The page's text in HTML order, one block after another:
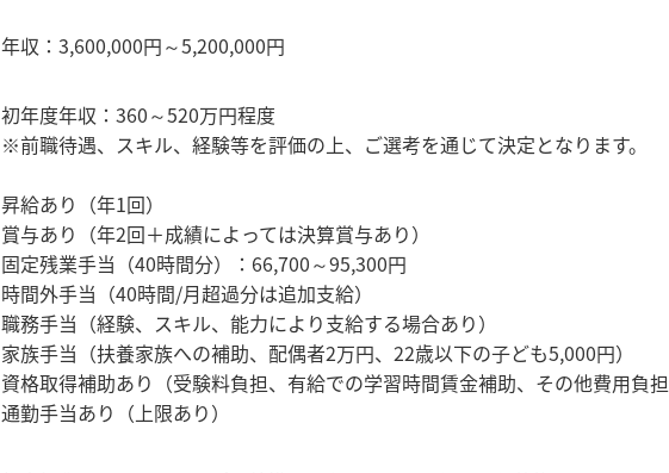
年収：3,600,000円～5,200,000円
初年度年収：360～520万円程度
※前職待遇、スキル、経験等を評価の上、ご選考を通じて決定となります。
昇給あり（年1回）
賞与あり（年2回＋成績によっては決算賞与あり）
固定残業手当（40時間分）：66,700～95,300円
時間外手当（40時間/月超過分は追加支給）
職務手当（経験、スキル、能力により支給する場合あり）
家族手当（扶養家族への補助、配偶者2万円、22歳以下の子ども5,000円）
資格取得補助あり（受験料負担、有給での学習時間賃金補助、その他費用負
通勤手当あり（上限あり）